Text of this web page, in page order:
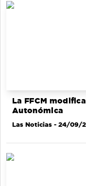
La FFCM
Autonómica
Las Noticias - 24/09/